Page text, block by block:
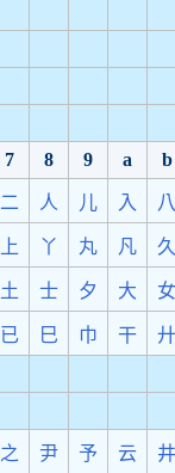
7 8 9 a
b
二 人 儿 入 八
上 丫 丸 凡 久
土 士 夕 大 女
已 巳 巾 干
廾
之 尹 予 云 井